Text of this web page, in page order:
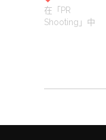
在「PR
Shooting」中